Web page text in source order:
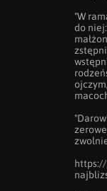
"W
do niej:
ojczym,